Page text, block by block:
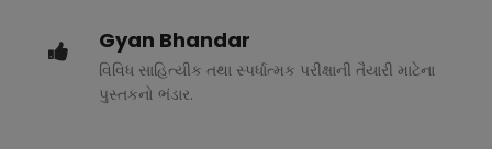
Gyan Bhandar
વિવિધ સાહિત્યીક તથા સ્પર્ધાત્મક પરીક્ષાની તૈયારી માટેના
પુસ્તકનો ભંડાર.